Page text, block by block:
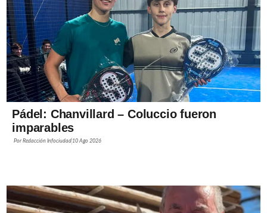
Pádel: Chanvillard – Coluccio fueron
imparables
PorRedacción Infociudad 10 Ago 2026